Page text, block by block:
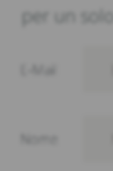
per un